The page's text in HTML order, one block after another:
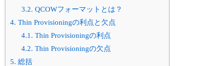
3.2. QCOWフォーマットとは？
4. Thin Provisioningの利点と欠点
4.1. Thin Provisioningの利点
4.2. Thin Provisioningの欠点
5. 総括